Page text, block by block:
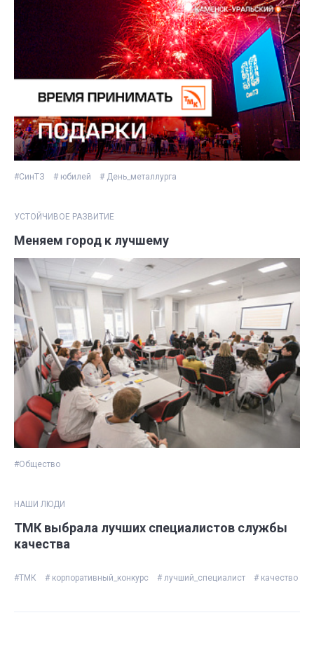
#СинТЗ # юбилей # День_металлурга
УСТОЙЧИВОЕ РАЗВИТИЕ
Меняем город к лучшему
#Общество
НАШИ ЛЮДИ
ТМК выбрала лучших специалистов службы
качества
#ТМК # корпоративный_конкурс # лучший_специалист # качество